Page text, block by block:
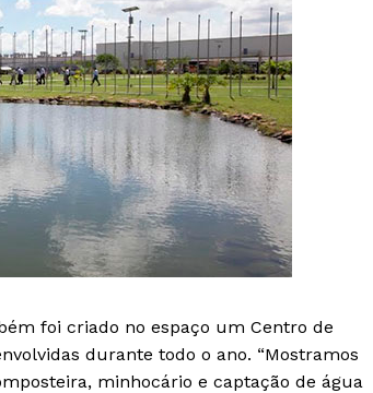
foi criado no espaço um Centro de
durante todo o ano. “Mostramos
minhocário e captação de água